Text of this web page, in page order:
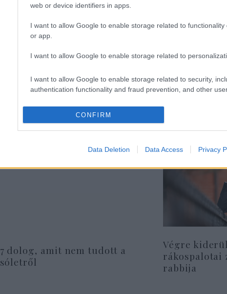
web or device identifiers in apps.
I want to allow Google to enable storage related to functionality
or app.
I want to allow Google to enable storage related to
I want to allow Google to enable storage related to security,
authentication functionality and fraud prevention, and other
CONFIRM
Data Deletion Data Access Privacy
A Zsido.com cikkének folytatása a
Holt-
rómaiak
7 dolog, amit nem tudott a
sóletről
Végre
rákospalotai
rabbija